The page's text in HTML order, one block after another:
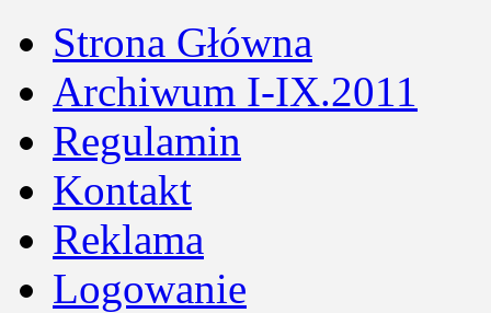
Strona Główna
Archiwum I-IX.2011
Regulamin
Kontakt
Reklama
Logowanie